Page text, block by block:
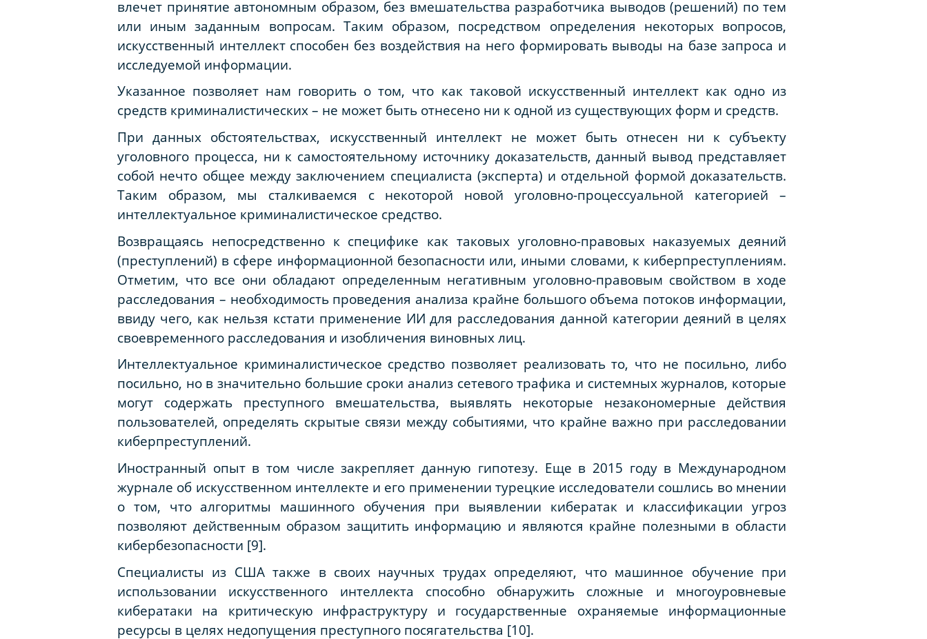
влечет принятие автономным образом, без вмешательства разработчика выводов (решений) по тем
или иным заданным вопросам. Таким образом, посредством определения некоторых вопросов,
искусственный интеллект способен без воздействия на него формировать выводы на базе запроса и
исследуемой информации.
Указанное позволяет нам говорить о том, что как таковой искусственный интеллект как одно из
средств криминалистических – не может быть отнесено ни к одной из существующих форм и средств.
При данных обстоятельствах, искусственный интеллект не может быть отнесен ни к субъекту
уголовного процесса, ни к самостоятельному источнику доказательств, данный вывод представляет
собой нечто общее между заключением специалиста (эксперта) и отдельной формой доказательств.
Таким образом, мы сталкиваемся с некоторой новой уголовно-процессуальной категорией –
интеллектуальное криминалистическое средство.
Возвращаясь непосредственно к специфике как таковых уголовно-правовых наказуемых деяний
(преступлений) в сфере информационной безопасности или, иными словами, к киберпреступлениям.
Отметим, что все они обладают определенным негативным уголовно-правовым свойством в ходе
расследования – необходимость проведения анализа крайне большого объема потоков информации,
ввиду чего, как нельзя кстати применение ИИ для расследования данной категории деяний в целях
своевременного расследования и изобличения виновных лиц.
Интеллектуальное криминалистическое средство позволяет реализовать то, что не посильно, либо
посильно, но в значительно большие сроки анализ сетевого трафика и системных журналов, которые
могут содержать преступного вмешательства, выявлять некоторые незакономерные действия
пользователей, определять скрытые связи между событиями, что крайне важно при расследовании
киберпреступлений.
Иностранный опыт в том числе закрепляет данную гипотезу. Еще в 2015 году в Международном
журнале об искусственном интеллекте и его применении турецкие исследователи сошлись во мнении
о том, что алгоритмы машинного обучения при выявлении кибератак и классификации угроз
позволяют действенным образом защитить информацию и являются крайне полезными в области
кибербезопасности [9].
Специалисты из США также в своих научных трудах определяют, что машинное обучение при
использовании искусственного интеллекта способно обнаружить сложные и многоуровневые
кибератаки на критическую инфраструктуру и государственные охраняемые информационные
ресурсы в целях недопущения преступного посягательства [10].